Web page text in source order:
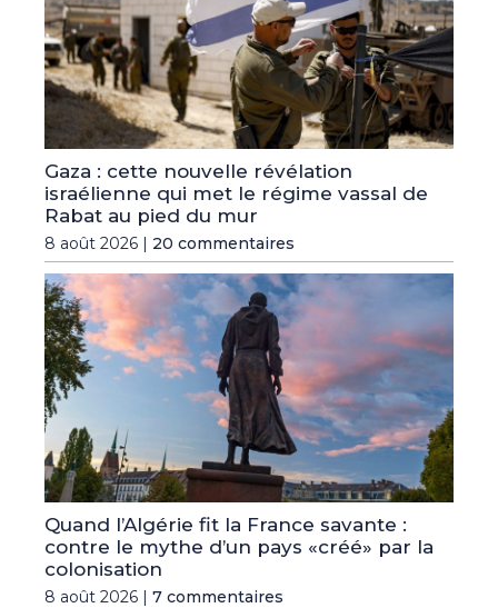
Gaza : cette nouvelle révélation
israélienne qui met le régime vassal de
Rabat au pied du mur
8 août 2026 | 20 commentaires
Quand l’Algérie fit la France savante :
contre le mythe d’un pays «créé» par la
colonisation
8 août 2026 | 7 commentaires